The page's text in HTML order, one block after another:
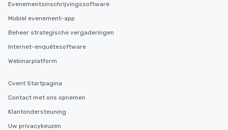
Evenementsinschrijvingssoftware
Mobiel evenement-app
Beheer strategische vergaderingen
Internet-enquêtesoftware
Webinarplatform
Cvent Startpagina
Contact met ons opnemen
Klantondersteuning
Uw privacykeuzen